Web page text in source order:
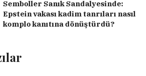
Semboller Sanık Sandalyesinde:
Epstein vakası kadim tanrıları nasıl
komplo kanıtına dönüştürdü?